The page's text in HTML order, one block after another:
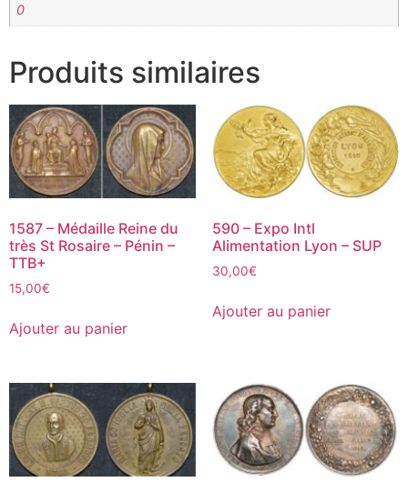
0
Produits similaires
1587 – Médaille Reine du
très St Rosaire – Pénin –
TTB+
15,00€
Ajouter au panier
590 – Expo Intl
Alimentation Lyon – SUP
30,00€
Ajouter au panier